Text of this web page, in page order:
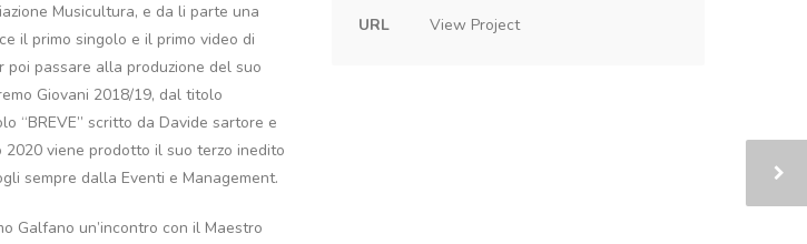
Musicultura, e da li parte una
il primo singolo e il primo video di
poi passare alla produzione del suo
Giovani 2018/19, dal titolo
“BREVE” scritto da Davide sartore e
2020 viene prodotto il suo terzo inedito
sempre dalla Eventi e Management.
Galfano un’incontro con il Maestro
URL View Project